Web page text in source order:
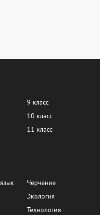
9 класс
10 класс
11 класс
Черчение
Экология
Технология